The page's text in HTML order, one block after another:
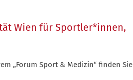
Wien für Sportler*innen,
„Forum Sport & Medizin“ finden Sie